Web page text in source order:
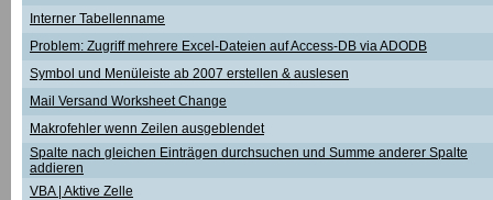
Interner Tabellenname
Problem: Zugriff mehrere Excel-Dateien auf Access-DB via ADODB
Symbol und Menüleiste ab 2007 erstellen & auslesen
Mail Versand Worksheet Change
Makrofehler wenn Zeilen ausgeblendet
Spalte nach gleichen Einträgen durchsuchen und Summe anderer Spalte
addieren
VBA | Aktive Zelle